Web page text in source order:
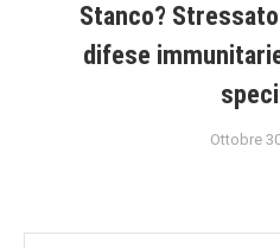
Stanco?
difese
Ottobre